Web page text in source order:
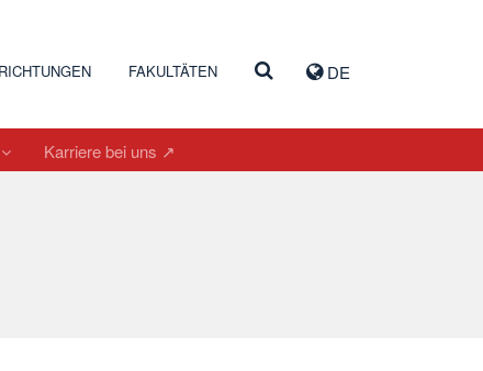
DE
FAKULTÄTEN
Karriere bei uns ↗